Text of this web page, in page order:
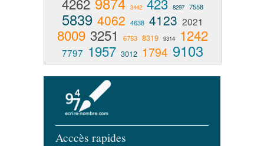
3442 8297 7558
5839 4062 4638 4123 2021
8009 3251 6753 8319 9314 1242
7797 1957 3012 1794 9103
Acccès rapides